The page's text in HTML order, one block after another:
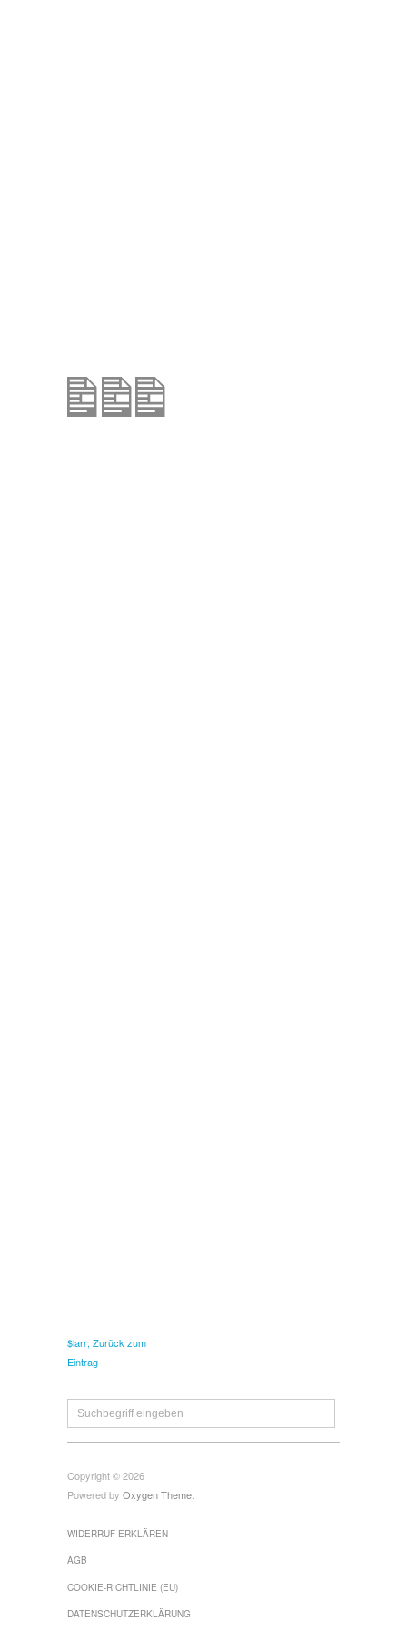
$larr; Zurück zum
Eintrag
Copyright © 2026
Powered by Oxygen Theme
WIDERRUF ERKLÄREN
AGB
COOKIE-RICHTLINIE (EU)
DATENSCHUTZERKLÄRUNG